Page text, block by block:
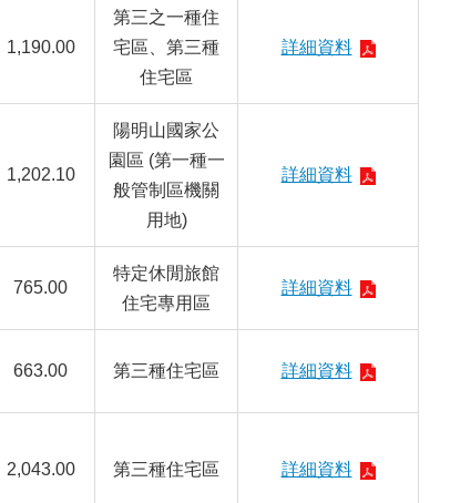
1,190.00
第三之一種住
宅區、 第三種
住宅區
詳細資料
1,202.10
陽明山國家公
園區 (第一種一
般管制區機關
用地)
詳細資料
765.00
特定休閒旅館
住宅專用區
詳細資料
663.00 第三種住宅區 詳細資料
2,043.00 第三種住宅區 詳細資料